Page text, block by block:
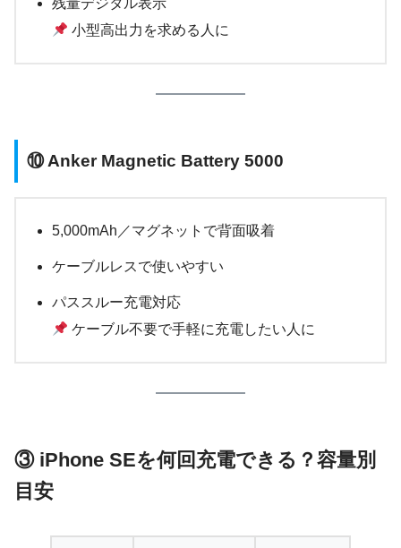
残量デジタル表示
小型高出力を求める人に
⑩Anker Magnetic Battery 5000
5,000mAh／マグネットで背面吸着
ケーブルレスで使いやすい
パススルー充電対応
ケーブル不要で手軽に充電したい人に
③ iPhone SEを何回充電できる？容量別
目安